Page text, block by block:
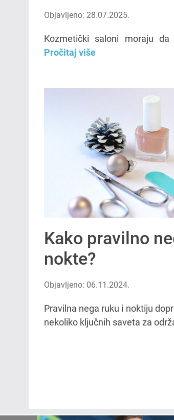
Objavljeno: 28.07.2025.
Kozmetički saloni moraju
Pročitaj više
Kako pravilno
nokte?
Objavljeno: 06.11.2024.
Pravilna nega ruku i noktiju
nekoliko ključnih saveta za